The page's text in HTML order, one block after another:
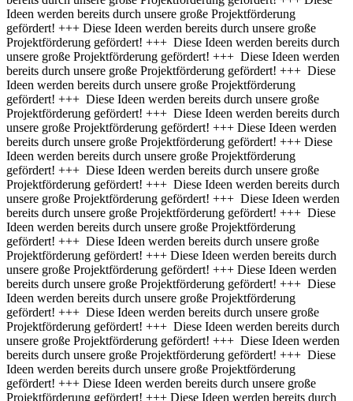
Ideen werden bereits durch unsere große Projektförderung
gefördert! +++ Diese Ideen werden bereits durch unsere große
Projektförderung gefördert! +++ Diese Ideen werden bereits durch
unsere große Projektförderung gefördert! +++ Diese Ideen werden
bereits durch unsere große Projektförderung gefördert! +++ Diese
Ideen werden bereits durch unsere große Projektförderung
gefördert! +++ Diese Ideen werden bereits durch unsere große
Projektförderung gefördert! +++ Diese Ideen werden bereits durch
unsere große Projektförderung gefördert! +++ Diese Ideen werden
bereits durch unsere große Projektförderung gefördert! +++ Diese
Ideen werden bereits durch unsere große Projektförderung
gefördert! +++ Diese Ideen werden bereits durch unsere große
Projektförderung gefördert! +++ Diese Ideen werden bereits durch
unsere große Projektförderung gefördert! +++ Diese Ideen werden
bereits durch unsere große Projektförderung gefördert! +++ Diese
Ideen werden bereits durch unsere große Projektförderung
gefördert! +++ Diese Ideen werden bereits durch unsere große
Projektförderung gefördert! +++ Diese Ideen werden bereits durch
unsere große Projektförderung gefördert! +++ Diese Ideen werden
bereits durch unsere große Projektförderung gefördert! +++ Diese
Ideen werden bereits durch unsere große Projektförderung
gefördert! +++ Diese Ideen werden bereits durch unsere große
Projektförderung gefördert! +++ Diese Ideen werden bereits durch
unsere große Projektförderung gefördert! +++ Diese Ideen werden
bereits durch unsere große Projektförderung gefördert! +++ Diese
Ideen werden bereits durch unsere große Projektförderung
gefördert! +++ Diese Ideen werden bereits durch unsere große
Projektförderung gefördert! +++ Diese Ideen werden bereits durch